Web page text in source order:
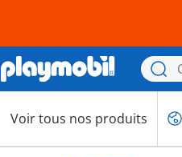
Voir tous nos produits